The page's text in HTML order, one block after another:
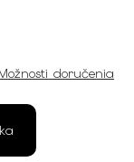
doručenia